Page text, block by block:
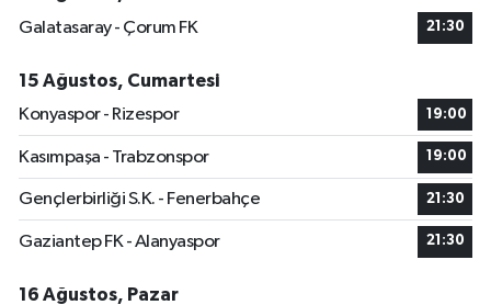
Galatasaray - Çorum FK
21:30
15 Ağustos, Cumartesi
Konyaspor - Rizespor
19:00
Kasımpaşa - Trabzonspor 19:00
Gençlerbirliği S.K. - Fenerbahçe 21:30
Gaziantep FK - Alanyaspor 21:30
16 Ağustos, Pazar